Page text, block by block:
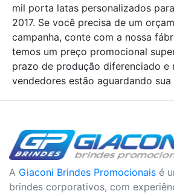
mil porta latas personalizados
2017. Se você precisa de um
campanha, conte com a nossa
temos um preço promocional
prazo de produção diferenciado e
vendedores estão aguardando sua
A Giaconi Brindes Promocionais é
brindes corporativos, com